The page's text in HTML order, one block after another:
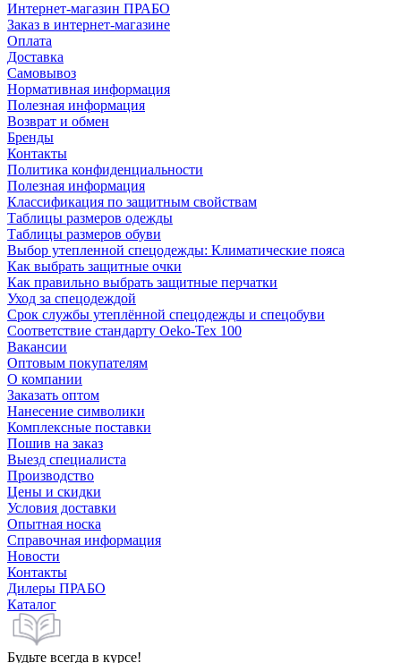
Интернет-магазин ПРАБО
Заказ в интернет-магазине
Оплата
Доставка
Самовывоз
Нормативная информация
Полезная информация
Возврат и обмен
Бренды
Контакты
Политика конфиденциальности
Полезная информация
Классификация по защитным свойствам
Таблицы размеров одежды
Таблицы размеров обуви
Выбор утепленной спецодежды: Климатические пояса
Как выбрать защитные очки
Как правильно выбрать защитные перчатки
Уход за спецодеждой
Срок службы утеплённой спецодежды и спецобуви
Соответствие стандарту Oeko-Tex 100
Вакансии
Оптовым покупателям
О компании
Заказать оптом
Нанесение символики
Комплексные поставки
Пошив на заказ
Выезд специалиста
Производство
Цены и скидки
Условия доставки
Опытная носка
Справочная информация
Новости
Контакты
Дилеры ПРАБО
Каталог
Будьте всегда в курсе!